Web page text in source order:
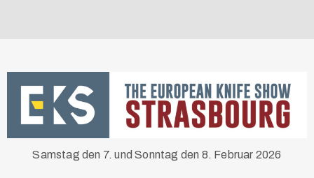
Samstag den 7. und Sonntag den 8. Februar 2026